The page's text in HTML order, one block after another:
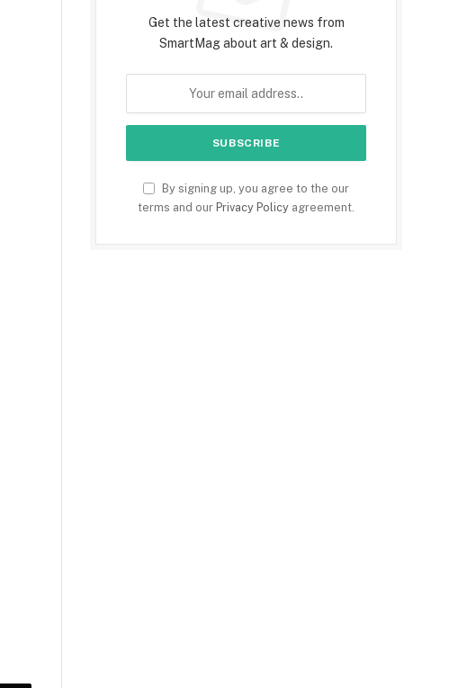
Get the latest creative news from
SmartMag about art & design.
By signing up, you agree to the our
terms and our Privacy Policy agreement.